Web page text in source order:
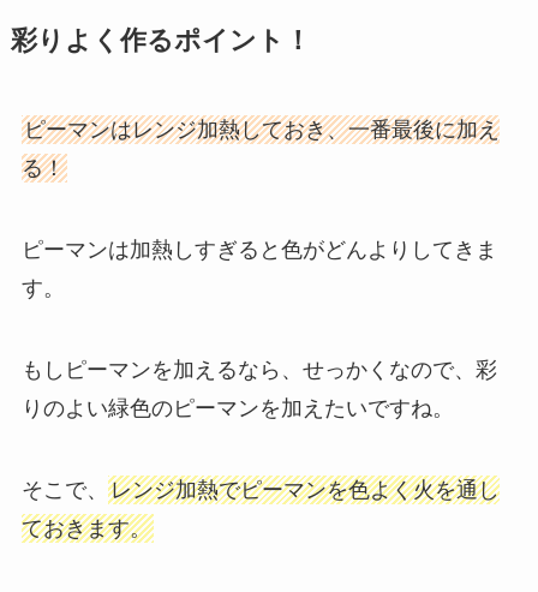
彩りよく作るポイント！
ピーマンはレンジ加熱しておき、一番最後に加え
る！
ピーマンは加熱しすぎると色がどんよりしてきま
す。
もしピーマンを加えるなら、せっかくなので、彩
りのよい緑色のピーマンを加えたいですね。
そこで、 レンジ加熱でピーマンを色よく火を通し
ておきます。